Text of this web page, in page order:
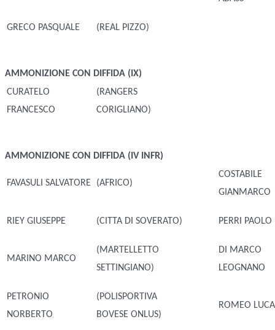
GRECO PASQUALE (REAL PIZZO)
AMMONIZIONE CON DIFFIDA (IX)
CURATELO
FRANCESCO
(RANGERS
CORIGLIANO)
AMMONIZIONE CON DIFFIDA (IV INFR)
FAVASULI SALVATORE (AFRICO)
COSTABILE
GIANMARCO
RIEY GIUSEPPE (CITTA DI SOVERATO) PERRI PAOLO
MARINO MARCO
(MARTELLETTO
SETTINGIANO)
DI MARCO
LEOGNANO
PETRONIO
NORBERTO
(POLISPORTIVA
BOVESE ONLUS)
ROMEO LUCA